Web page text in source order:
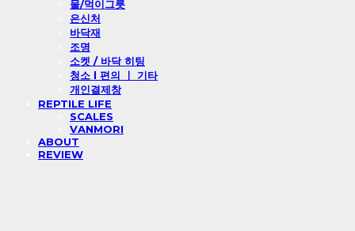
물/먹이그릇
은신처
바닥재
조명
소켓 / 바닥 히팅
청소 l 편의 ㅣ 기타
개인결제창
REPTILE LIFE
SCALES
VANMORI
ABOUT
REVIEW